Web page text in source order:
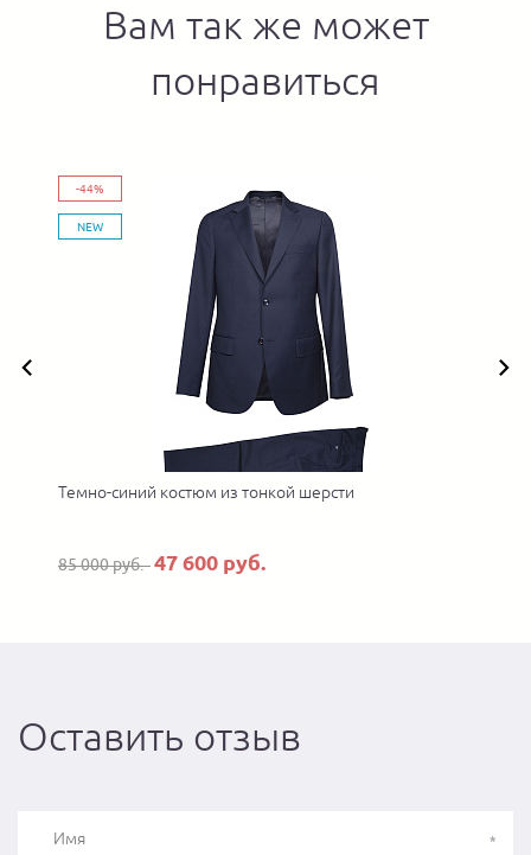
Вам так же может
понравиться
-44%
NEW
Темно-синий костюм из тонкой шерсти
85 000 руб.47 600 руб.
Оставить отзыв